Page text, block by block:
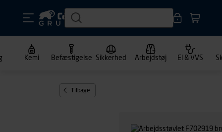
Kemi Befæstigelse Sikkerhed Arbejdstøj El & VVS
Tilbage